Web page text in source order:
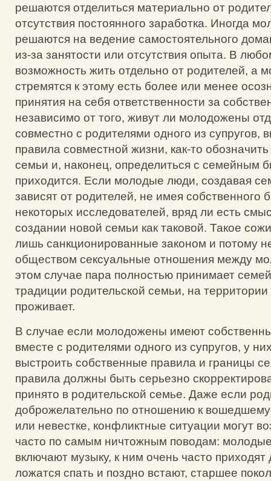
решаются отделиться материально от
отсутствия постоянного заработка. Иногда
решаются на ведение самостоятельного
из-за занятости или отсутствия опыта. В
возможность жить отдельно от родителей, а
стремятся к этому есть более или менее
принятия на себя ответственности за
независимо от того, живут ли молодожены
совместно с родителями одного из супругов,
правила совместной жизни, как-то
семьи и, наконец, определиться с семейным
приходится. Если молодые люди, создавая
зависят от родителей, не имея
некоторых исследователей, вряд ли есть
создании новой семьи как таковой. Такое
лишь санкционированные законом и потому
обществом сексуальные отношения между
этом случае пара полностью принимает
традиции родительской семьи, на
проживает.
В случае если молодожены имеют
вместе с родителями одного из супругов, у
выстроить собственные правила и границы
правила должны быть серьезно
принято в родительской семье. Даже если
доброжелательно по отношению к
или невестке, конфликтные ситуации могут
часто по самым ничтожным поводам:
включают музыку, к ним очень часто приходят
ложатся спать и поздно встают, старшее